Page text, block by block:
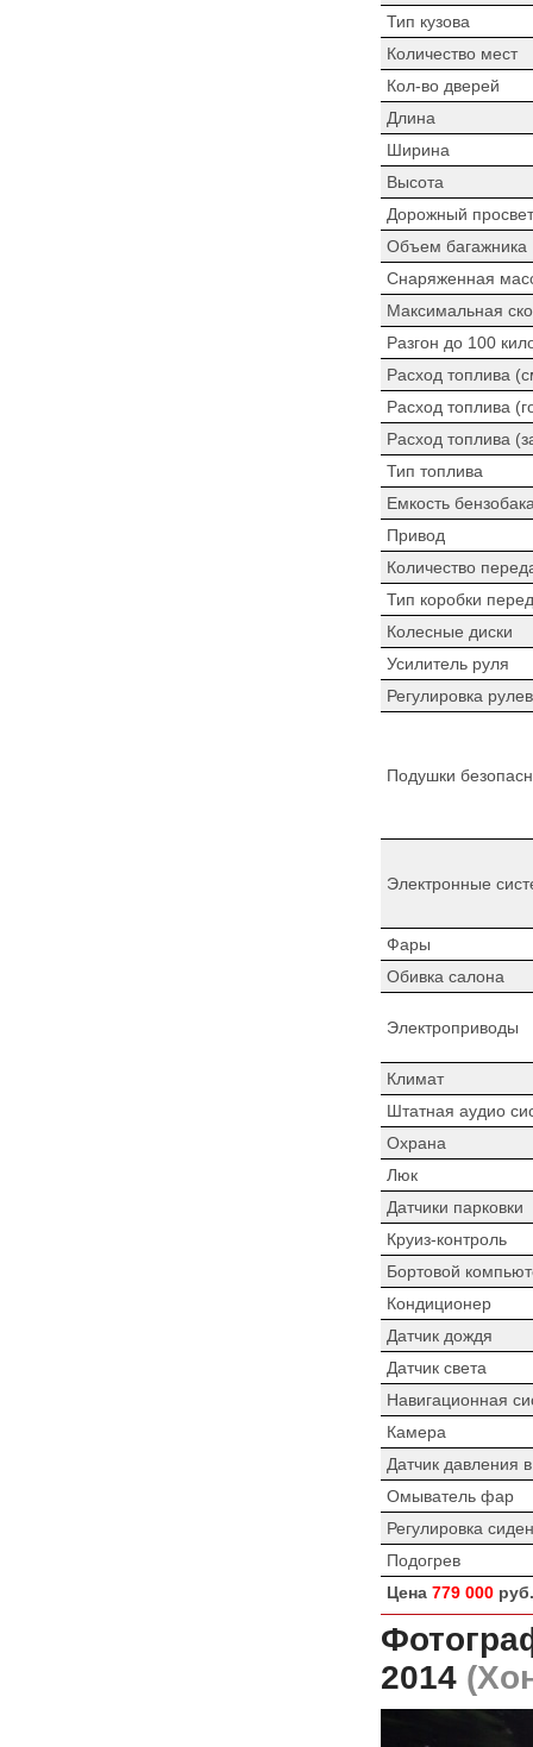
Тип кузова
Количество мест
Кол-во дверей
Длина
Ширина
Высота
Дорожный просвет
Объем багажника
Снаряженная
Максимальная
Разгон до 100
Расход топлива
Расход топлива
Расход топлива
Тип топлива
Емкость
Привод
Количество
Тип коробки
Колесные диски
Усилитель руля
Регулировка
Подушки
Электронные
Фары
Обивка салона
Электроприводы
Климат
Штатная аудио
Охрана
Люк
Датчики парковки
Круиз-контроль
Бортовой
Кондиционер
Датчик дождя
Датчик света
Навигационная
Камера
Датчик давления
Омыватель фар
Регулировка
Подогрев
Цена 779 000руб.
2014